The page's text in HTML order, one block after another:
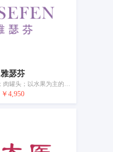
雅瑟芬
肉；鱼（非活）；肉罐头；以水果为主的零食小吃；泡菜；蛋；酸奶；食用油脂；加工过的坚果；干食用菌
￥4,950